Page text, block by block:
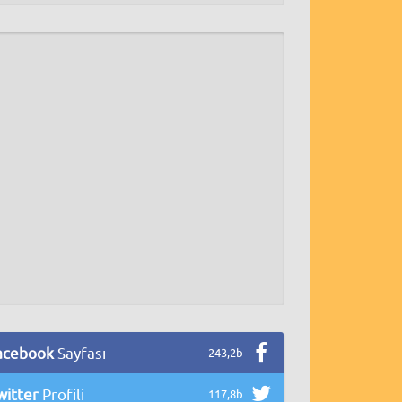
Sayfası 243,2b
Profili 117,8b